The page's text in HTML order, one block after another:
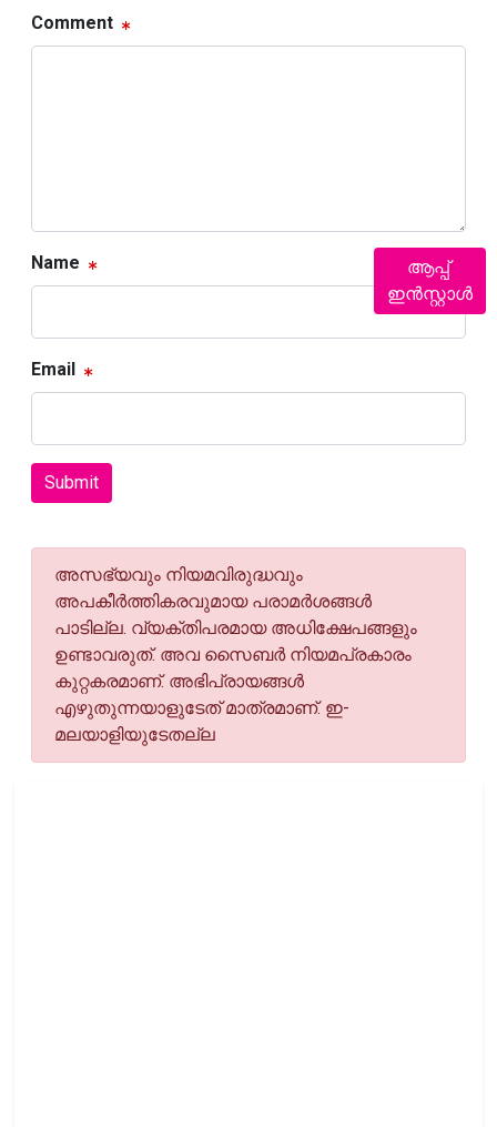
Comment
Name
Email
Submit
അസഭ്യവും നിയമവിരുദ്ധവും
അപകീര്‍ത്തികരവുമായ പരാമര്‍ശങ്ങള്‍
പാടില്ല. വ്യക്തിപരമായ അധിക്ഷേപങ്ങളും
ഉണ്ടാവരുത്. അവ സൈബര്‍ നിയമപ്രകാരം
കുറ്റകരമാണ്. അഭിപ്രായങ്ങള്‍
എഴുതുന്നയാളുടേത് മാത്രമാണ്. ഇ-
മലയാളിയുടേതല്ല
ആപ്പ്
ഇൻസ്റ്റാൾ